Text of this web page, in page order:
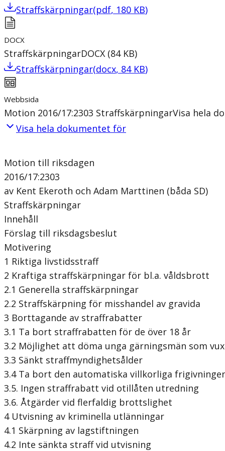
Straffskärpningar(pdf, 180 KB)
DOCX
StraffskärpningarDOCX (84 KB)
Straffskärpningar(docx, 84 KB)
Webbsida
Motion 2016/17:2303 StraffskärpningarVisa hela
Visa hela dokumentet för
Motion till riksdagen
2016/17:2303
av Kent Ekeroth och Adam Marttinen (båda SD)
Straffskärpningar
Innehåll
Förslag till riksdagsbeslut
Motivering
1 Riktiga livstidsstraff
2 Kraftiga straffskärpningar för bl.a. våldsbrott
2.1 Generella straffskärpningar
2.2 Straffskärpning för misshandel av gravida
3 Borttagande av straffrabatter
3.1 Ta bort straffrabatten för de över 18 år
3.2 Möjlighet att döma unga gärningsmän som
3.3 Sänkt straffmyndighetsålder
3.4 Ta bort den automatiska villkorliga
3.5. Ingen straffrabatt vid otillåten utredning
3.6. Åtgärder vid flerfaldig brottslighet
4 Utvisning av kriminella utlänningar
4.1 Skärpning av lagstiftningen
4.2 Inte sänkta straff vid utvisning